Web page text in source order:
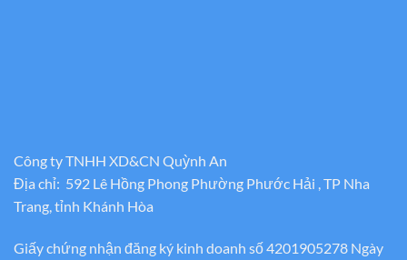
Công ty TNHH XD&CN Quỳnh An
Địa chỉ: 592 Lê Hồng Phong Phường Phước Hải , TP Nha
Trang, tỉnh Khánh Hòa
Giấy chứng nhận đăng ký kinh doanh số 4201905278 Ngày